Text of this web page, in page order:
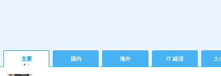
主要 国内 海外 IT 経済 ス